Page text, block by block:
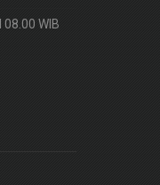
08.00 WIB